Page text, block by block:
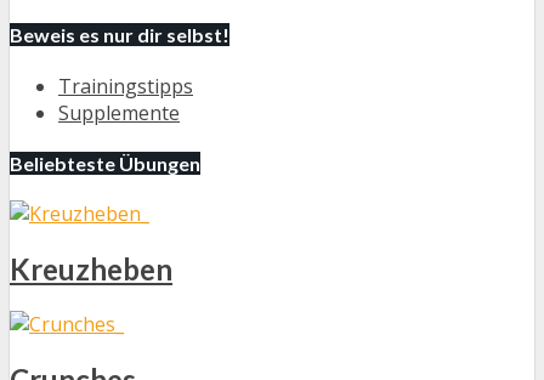
Beweis es nur dir selbst!
Trainingstipps
Supplemente
Beliebteste Übungen
Kreuzheben